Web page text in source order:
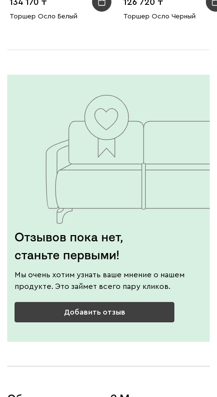
134 170
Торшер Осло Белый
126 720
Торшер Осло Черный
Отзывов пока нет,
станьте первыми!
Мы очень хотим узнать ваше мнение о нашем
продукте. Это займет всего пару кликов.
Добавить отзыв